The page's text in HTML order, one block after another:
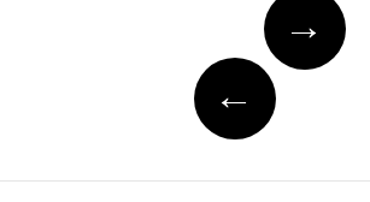
navigation
→
←